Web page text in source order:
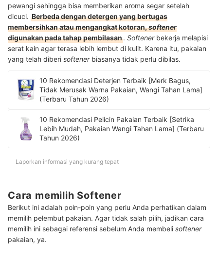
pewangi sehingga bisa memberikan aroma segar setelah
dicuci. Berbeda dengan detergen yang bertugas
membersihkan atau mengangkat kotoran,softener
digunakan pada tahap pembilasan. Softenerbekerja melapisi
serat kain agar terasa lebih lembut di kulit. Karena itu, pakaian
yang telah diberi softenerbiasanya tidak perlu dibilas.
10 Rekomendasi Deterjen Terbaik [Merk Bagus,
Tidak Merusak Warna Pakaian, Wangi Tahan Lama]
(Terbaru Tahun 2026)
10 Rekomendasi Pelicin Pakaian Terbaik [Setrika
Lebih Mudah, Pakaian Wangi Tahan Lama] (Terbaru
Tahun 2026)
Laporkan informasi yang kurang tepat
Cara memilih Softener
Berikut ini adalah poin-poin yang perlu Anda perhatikan dalam
memilih pelembut pakaian. Agar tidak salah pilih, jadikan cara
memilih ini sebagai referensi sebelum Anda membeli softener
pakaian, ya.